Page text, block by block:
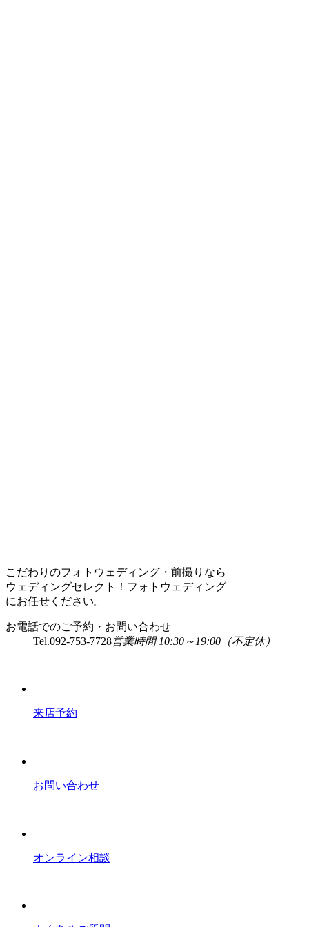
こだわりのフォトウェディング・前撮りなら
ウェディングセレクト！フォトウェディング
にお任せください。
お電話でのご予約・お問い合わせ
Tel.092-753-7728営業時間 10:30～19:00（不定休）
来店予約
お問い合わせ
オンライン相談